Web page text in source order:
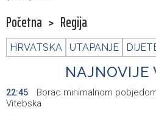
Početna > Regija
HRVATSKA UTAPANJE
NAJNOVIJE
22:45
Borac minimalnom
Vitebska